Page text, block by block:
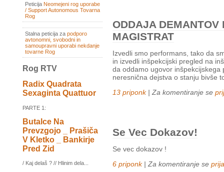
Peticija Neomejeni rog uporabe
/ Support Autonomous Tovarna
Rog
Stalna peticija za podporo
avtonomni, svobodni in
samoupravni uporabi nekdanje
tovarne Rog
Rog RTV
Radix Quadrata
Sexaginta Quattuor
PARTE 1:
Butalce Na
Prevzgojo _ Prašiča
V Kletko _ Bankirje
Pred Zid
/ Kaj delaš ? // Hlinim dela...
ODDAJA DEMANTOV
MAGISTRAT
Izvedli smo performans, tako da
in izvedli inšpekcijski pregled na
da oddamo ugovor
neresnična dejstva o stanju bivše
13 priponk| Za komentiranje se
Se Vec Dokazov!
Se vec dokazov !
6 priponk| Za komentiranje se